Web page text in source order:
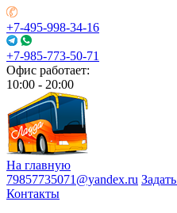
+7-495-998-34-16
+7-985-773-50-71
Офис работает:
10:00 - 20:00
На главную
79857735071@yandex.ru
Контакты